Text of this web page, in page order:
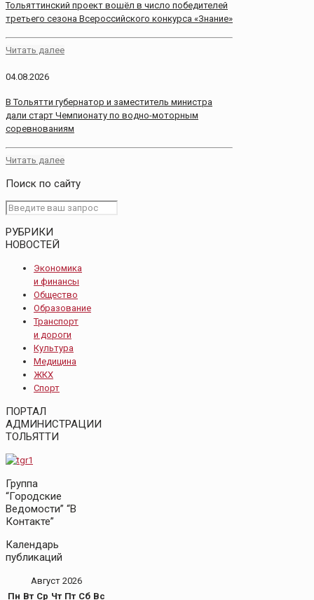
Тольяттинский проект вошёл в число победителей
третьего сезона Всероссийского конкурса «Знание»
Читать далее
04.08.2026
В Тольятти губернатор и заместитель министра
дали старт Чемпионату по водно-моторным
соревнованиям
Читать далее
Поиск по сайту
РУБРИКИ
НОВОСТЕЙ
Экономика
и финансы
Общество
Образование
Транспорт
и дороги
Культура
Медицина
ЖКХ
Спорт
ПОРТАЛ
АДМИНИСТРАЦИИ
ТОЛЬЯТТИ
Группа
“Городские
Ведомости” “В
Контакте”
Календарь
публикаций
Август 2026
Пн Вт Ср Чт Пт Сб Вс